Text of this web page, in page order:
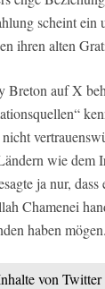
scheint ein
ihren alten
auf X
wie
ja nur,
Chamenei
haben mögen.
von